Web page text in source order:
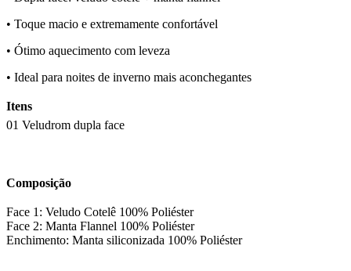
• Toque macio e extremamente confortável
• Ótimo aquecimento com leveza
• Ideal para noites de inverno mais aconchegantes
Itens
01 Veludrom dupla face
Composição
Face 1: Veludo Cotelê 100% Poliéster
Face 2: Manta Flannel 100% Poliéster
Enchimento: Manta siliconizada 100% Poliéster